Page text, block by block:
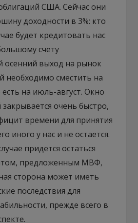
США. Сейчас они
доходности в 3%: кто
будет кредитовать нас
счету
осенний выход на рынок
необходимо сместить на
на июль-август. Окно
очень быстро,
времени для принятия
иного у нас и не остается.
придется остаться
предложенным МВФ,
сторона может иметь
последствия для
прежде всего в